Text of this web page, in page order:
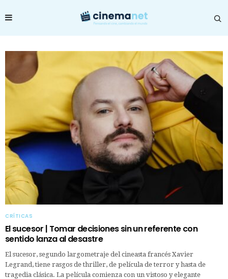
CRÍTICAS
El sucesor | Tomar decisiones sin un referente con
sentido lanza al desastre
El sucesor, segundo largometraje del cineasta francés Xavier
Legrand, tiene rasgos de thriller, de película de terror y hasta de
tragedia clásica. La película comienza con un vistoso y elegante